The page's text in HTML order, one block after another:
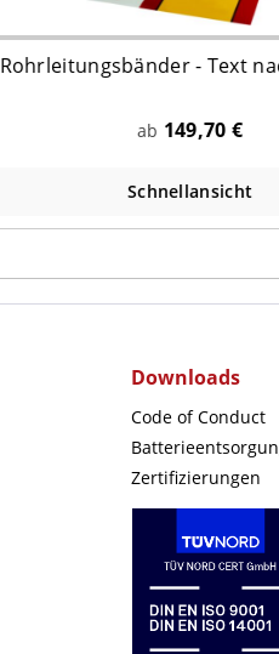
Rohrleitungsbänder - Text
ab 149,70 €
Schnellansicht
Downloads
Code of Conduct
Zertifizierungen